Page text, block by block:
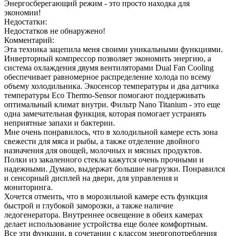
Энергосберегающий режим - это просто находка для
экономии!
Недостатки:
Недостатков не обнаружено!
Комментарий:
Эта техника зацепила меня своими уникальными функциями.
Инверторный компрессор позволяет экономить энергию, а
система охлаждения двумя вентиляторами Dual Fan Cooling
обеспечивает равномерное распределение холода по всему
объему холодильника. Экосенсор температуры и два датчика
температуры Eco Thermo-Sensor помогают поддерживать
оптимальный климат внутри. Фильтр Nano Titanium - это еще
одна замечательная функция, которая помогает устранять
неприятные запахи и бактерии.
Мне очень понравилось, что в холодильной камере есть зона
свежести для мяса и рыбы, а также отделение двойного
назначения для овощей, молочных и мясных продуктов.
Полки из закаленного стекла кажутся очень прочными и
надежными. Думаю, выдержат большие нагрузки. Понравился
и сенсорный дисплей на двери, для управления и
мониторинга.
Хочется отмеить, что в морозильной камере есть функция
быстрой и глубокой заморозки, а также наличие
ледогенератора. Внутреннее освещение в обеих камерах
делает использование устройства еще более комфортным.
Все эти функции, в сочетании с классом энергопотребления